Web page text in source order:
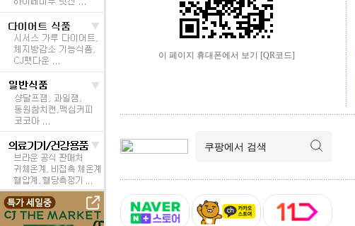
이 페이지 휴대폰에서 보기 [QR코드]